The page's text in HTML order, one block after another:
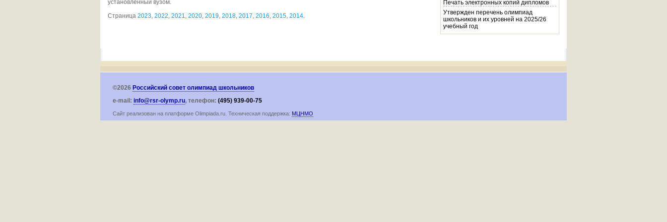
Печать электронных копий дипломов
Утвержден перечень олимпиад
школьников и их уровней на 2025/26
учебный год
установленный вузом.
Страница 2023, 2022, 2021, 2020, 2019, 2018, 2017, 2016, 2015, 2014.
©2026 Российский совет олимпиад школьников
e-mail: info@rsr-olymp.ru, телефон: (495) 939-00-75
Сайт реализован на платформе Olimpiada.ru. Техническая поддержка: МЦНМО